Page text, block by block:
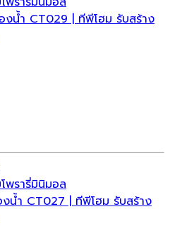
น้ำ CT029 | ทีพีโฮม รับสร้าง
พรารี่มินิมอล
น้ำ CT027 | ทีพีโฮม รับสร้าง